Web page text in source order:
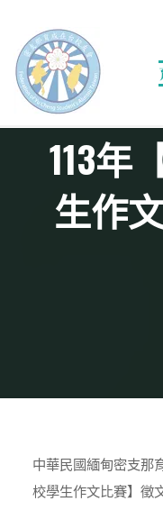
content
113年
生作
中華民國緬甸密支那
校學生作文比賽】徵